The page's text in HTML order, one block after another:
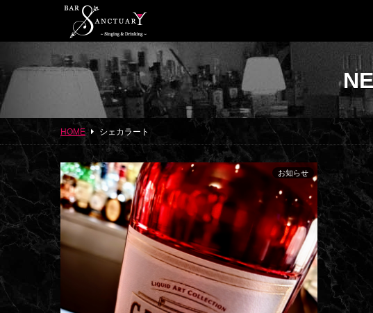
HOME シェカラート
お知らせ